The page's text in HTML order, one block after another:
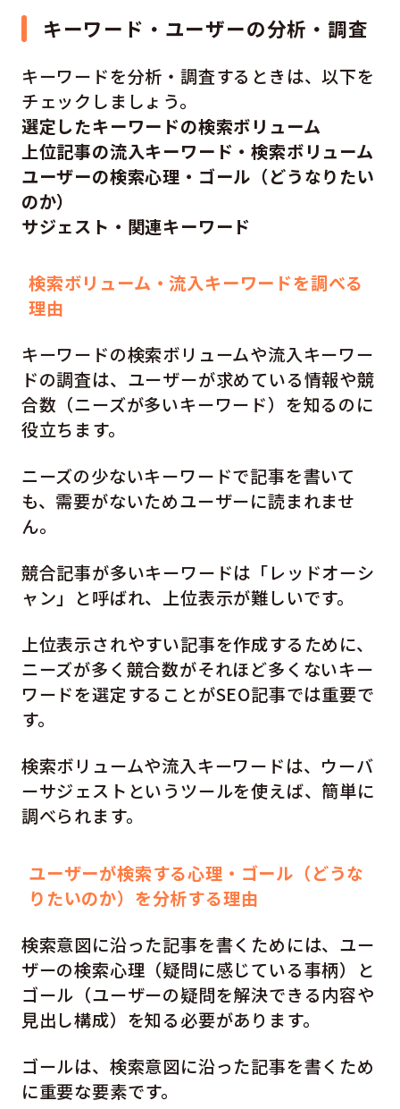
キーワード・ユーザーの分析・調査
キーワードを分析・調査するときは、以下を
チェックしましょう。
選定したキーワードの検索ボリューム
上位記事の流入キーワード・検索ボリューム
ユーザーの検索心理・ゴール（どうなりたい
のか）
サジェスト・関連キーワード
検索ボリューム・流入キーワードを調べる
理由
キーワードの検索ボリュームや流入キーワー
ドの調査は、ユーザーが求めている情報や競
合数（ニーズが多いキーワード）を知るのに
役立ちます。
ニーズの少ないキーワードで記事を書いて
も、需要がないためユーザーに読まれませ
ん。
競合記事が多いキーワードは「レッドオーシ
ャン」と呼ばれ、上位表示が難しいです。
上位表示されやすい記事を作成するために、
ニーズが多く競合数がそれほど多くないキー
ワードを選定することがSEO記事では重要で
す。
検索ボリュームや流入キーワードは、ウーバ
ーサジェストというツールを使えば、簡単に
調べられます。
ユーザーが検索する心理・ゴール（どうな
りたいのか）を分析する理由
検索意図に沿った記事を書くためには、ユー
ザーの検索心理（疑問に感じている事柄）と
ゴール（ユーザーの疑問を解決できる内容や
見出し構成）を知る必要があります。
ゴールは、検索意図に沿った記事を書くため
に重要な要素です。